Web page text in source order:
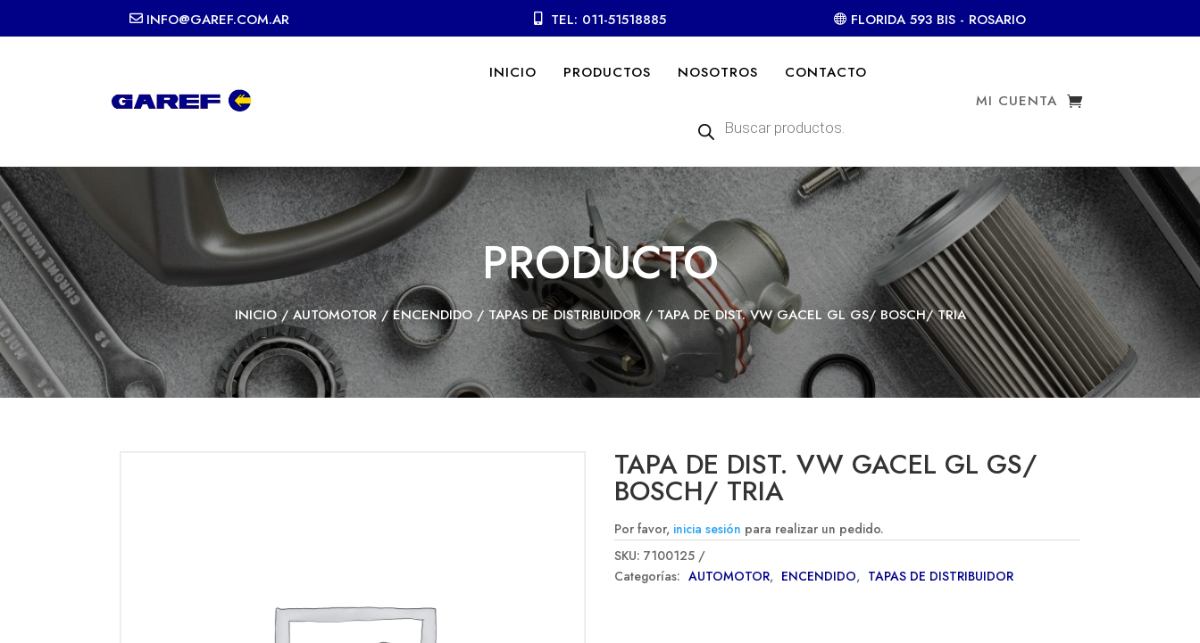
INFO@GAREF.COM.AR TEL: 011-51518885 FLORIDA 593 BIS - ROSARIO
INICIO PRODUCTOS NOSOTROS CONTACTO
productos
MI CUENTA
PRODUCTO
INICIO/AUTOMOTOR/ENCENDIDO/TAPAS DE DISTRIBUIDOR/ TAPA DE DIST. VW GACEL GL GS/ BOSCH/ TRIA
TAPA DE DIST. VW GACEL GL GS/
BOSCH/ TRIA
Por favor, inicia sesión para realizar un pedido.
SKU:7100125
Categorías: AUTOMOTOR, ENCENDIDO, TAPAS DE DISTRIBUIDOR